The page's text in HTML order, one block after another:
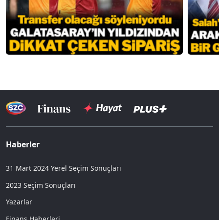
Haberler
31 Mart 2024 Yerel Seçim Sonuçları
2023 Seçim Sonuçları
Yazarlar